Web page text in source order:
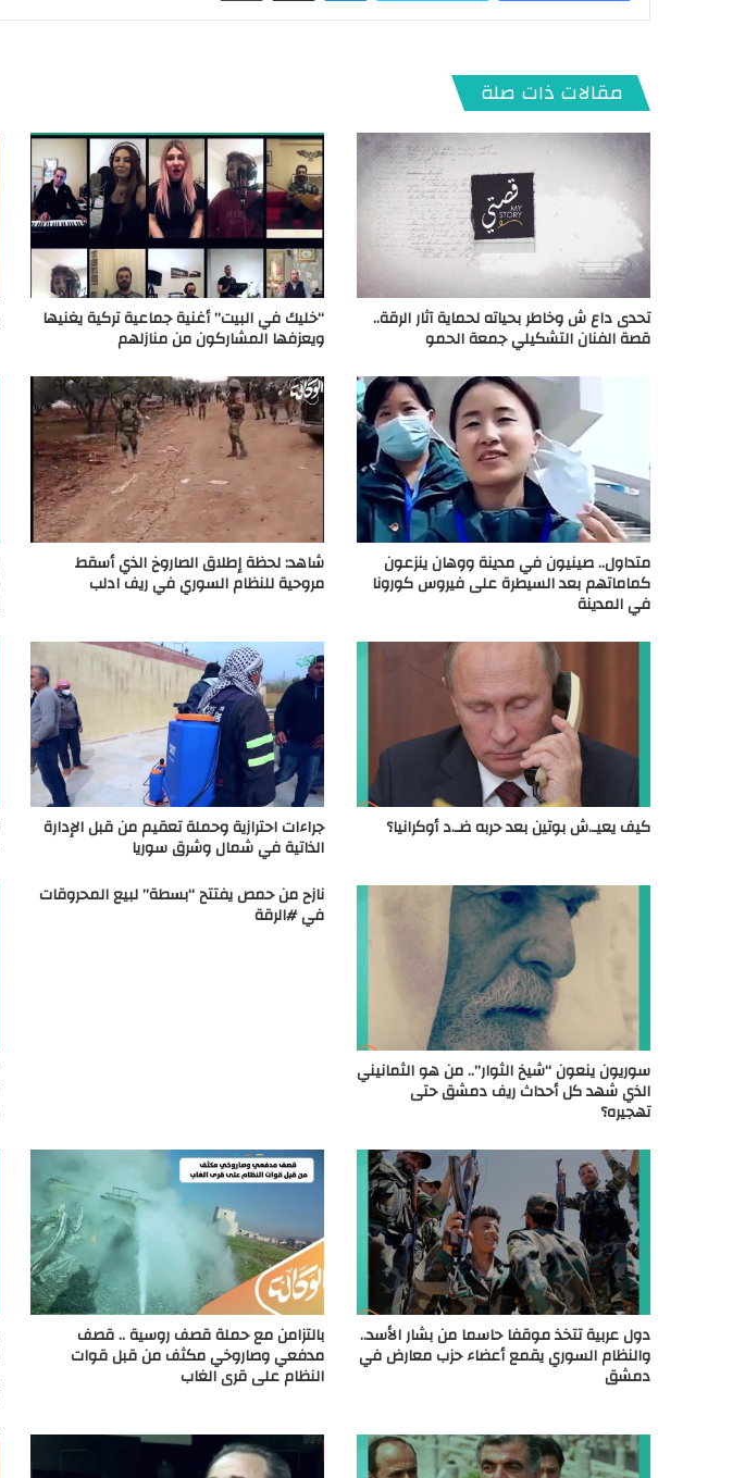
مقالات ذات صلة
تحدى داع ش وخاطر بحياته لحماية آثار الرقة..
قصة الفنان التشكيلي جمعة الحمو
“خليك في البيت” أغنية جماعية تركية يغنيها
ويعزفها المشاركون من منازلهم
متداول.. صينيون في مدينة ووهان ينزعون
كماماتهم بعد السيطرة على فيروس كورونا
في المدينة
شاهد: لحظة إطلاق الصاروخ الذي أسقط
مروحية للنظام السوري في ريف ادلب
كيف يعيـ.ش بوتين بعد حربه ضـ.د أوكرانيا؟ جراءات احترازية وحملة تعقيم من قبل الإدارة
الذاتية في شمال وشرق سوريا
سوريون ينعون “شيخ الثوار”.. من هو الثمانيني
الذي شهد كل أحداث ريف دمشق حتى
تهجيره؟
نازح من حمص يفتتح “بسطة” لبيع المحروقات
في #الرقة
دول عربية تتخذ موقفا حاسما من بشار الأسد..
والنظام السوري يقمع أعضاء حزب معارض في
دمشق
بالتزامن مع حملة قصف روسية .. قصف
مدفعي وصاروخي مكثف من قبل قوات
النظام على قرى الغاب